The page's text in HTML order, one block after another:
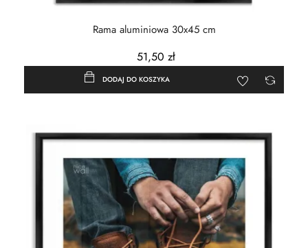
Rama aluminiowa 30x45 cm
51,50 zł
DODAJ DO KOSZYKA